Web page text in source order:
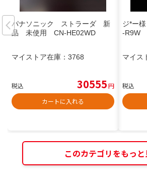
パナソニック ストラーダ 新
品 未使用 CN-HE02WD
マイストア在庫： 3768
税込 30555円
カートに入れる
ジ*ー
-R9W
マイス
税込
このカテゴリをもっと